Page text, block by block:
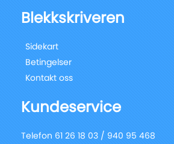
Blekkskriveren
Sidekart
Betingelser
Kontakt oss
Kundeservice
Telefon 61 26 18 03 / 940 95 468